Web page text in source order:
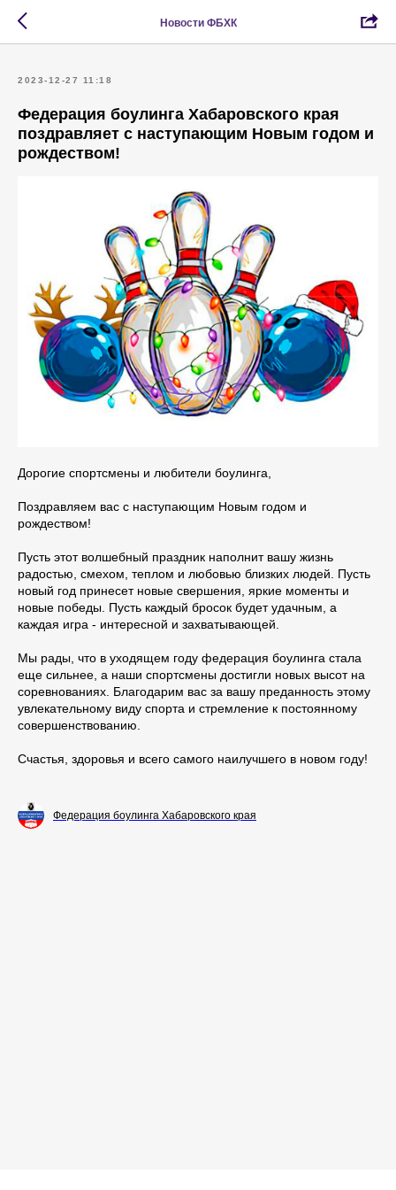
Новости ФБХК
2023-12-27 11:18
Федерация боулинга Хабаровского края
поздравляет с наступающим Новым годом и
рождеством!
Дорогие спортсмены и любители боулинга,
Поздравляем вас с наступающим Новым годом и
рождеством!
Пусть этот волшебный праздник наполнит вашу жизнь
радостью, смехом, теплом и любовью близких людей. Пусть
новый год принесет новые свершения, яркие моменты и
новые победы. Пусть каждый бросок будет удачным, а
каждая игра - интересной и захватывающей.
Мы рады, что в уходящем году федерация боулинга стала
еще сильнее, а наши спортсмены достигли новых высот на
соревнованиях. Благодарим вас за вашу преданность этому
увлекательному виду спорта и стремление к постоянному
совершенствованию.
Счастья, здоровья и всего самого наилучшего в новом году!
Федерация боулинга Хабаровского края